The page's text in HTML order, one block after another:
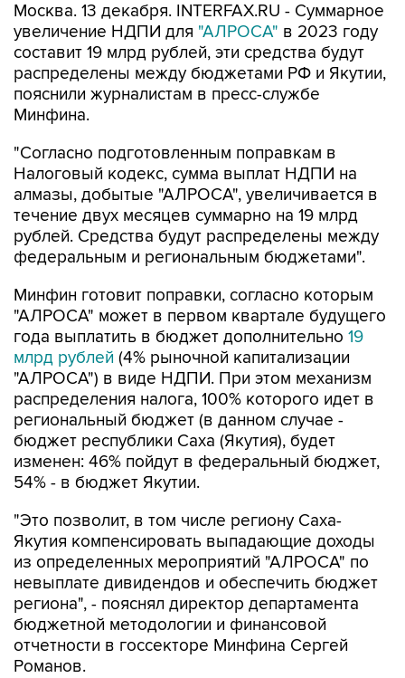
Москва. 13 декабря. INTERFAX.RU - Суммарное
увеличение НДПИ для "АЛРОСА" в 2023 году
составит 19 млрд рублей, эти средства будут
распределены между бюджетами РФ и Якутии,
пояснили журналистам в пресс-службе
Минфина.
"Согласно подготовленным поправкам в
Налоговый кодекс, сумма выплат НДПИ на
алмазы, добытые "АЛРОСА", увеличивается в
течение двух месяцев суммарно на 19 млрд
рублей. Средства будут распределены между
федеральным и региональным бюджетами".
Минфин готовит поправки, согласно которым
"АЛРОСА" может в первом квартале будущего
года выплатить в бюджет дополнительно 19
млрд рублей (4% рыночной капитализации
"АЛРОСА") в виде НДПИ. При этом механизм
распределения налога, 100% которого идет в
региональный бюджет (в данном случае -
бюджет республики Саха (Якутия), будет
изменен: 46% пойдут в федеральный бюджет,
54% - в бюджет Якутии.
"Это позволит, в том числе региону Саха-
Якутия компенсировать выпадающие доходы
из определенных мероприятий "АЛРОСА" по
невыплате дивидендов и обеспечить бюджет
региона", - пояснял директор департамента
бюджетной методологии и финансовой
отчетности в госсекторе Минфина Сергей
Романов.